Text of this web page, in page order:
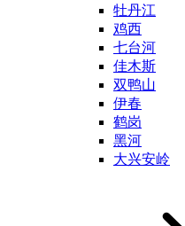
牡丹江
鸡西
七台河
佳木斯
双鸭山
伊春
鹤岗
黑河
大兴安岭